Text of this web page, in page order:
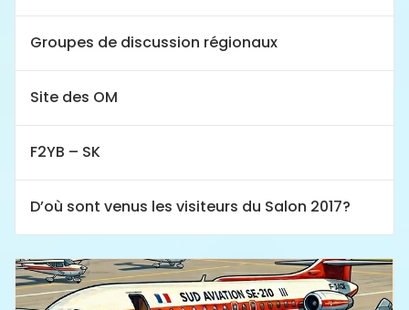
Groupes de discussion régionaux
Site des OM
F2YB – SK
D’où sont venus les visiteurs du Salon 2017?